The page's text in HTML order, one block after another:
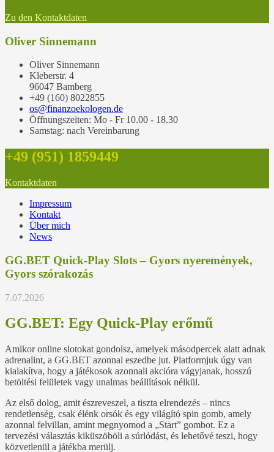
Zu den Kontaktdaten
Oliver Sinnemann
Oliver Sinnemann
Kleberstr. 4
96047 Bamberg
+49 (160) 8022855
os@finanzoekologen.de
Öffnungszeiten: Mo - Fr 10.00 - 18.30
Samstag: nach Vereinbarung
+49 (951) 1859449
Kontaktdaten
Impressum
Kontakt
Über mich
News
GG.BET Quick‑Play Slots – Gyors nyeremények,
Gyors szórakozás
7.07.2026
GG.BET: Egy Quick‑Play erőmű
Amikor online slotokat gondolsz, amelyek másodpercek alatt adnak
adrenalint, a GG.BET azonnal eszedbe jut. Platformjuk úgy van
kialakítva, hogy a játékosok azonnali akcióra vágyjanak, hosszú
betöltési felületek vagy unalmas beállítások nélkül.
Az első dolog, amit észreveszel, a tiszta elrendezés – nincs
rendetlenség, csak élénk orsók és egy világító spin gomb, amely
azonnal felvillan, amint megnyomod a „Start” gombot. Ez a
tervezési választás kiküszöböli a súrlódást, és lehetővé teszi, hogy
közvetlenül a játékba merülj.